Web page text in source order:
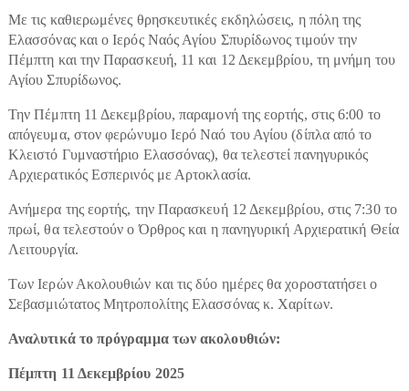
Με τις καθιερωμένες θρησκευτικές εκδηλώσεις, η πόλη της
Ελασσόνας και ο Ιερός Ναός Αγίου Σπυρίδωνος τιμούν την
Πέμπτη και την Παρασκευή, 11 και 12 Δεκεμβρίου, τη μνήμη του
Αγίου Σπυρίδωνος.
Την Πέμπτη 11 Δεκεμβρίου, παραμονή της εορτής, στις 6:00 το
απόγευμα, στον φερώνυμο Ιερό Ναό του Αγίου (δίπλα από το
Κλειστό Γυμναστήριο Ελασσόνας), θα τελεστεί πανηγυρικός
Αρχιερατικός Εσπερινός με Αρτοκλασία.
Ανήμερα της εορτής, την Παρασκευή 12 Δεκεμβρίου, στις 7:30 το
πρωί, θα τελεστούν ο Όρθρος και η πανηγυρική Αρχιερατική Θεία
Λειτουργία.
Των Ιερών Ακολουθιών και τις δύο ημέρες θα χοροστατήσει ο
Σεβασμιώτατος Μητροπολίτης Ελασσόνας κ. Χαρίτων.
Αναλυτικά το πρόγραμμα των ακολουθιών:
Πέμπτη 11 Δεκεμβρίου 2025